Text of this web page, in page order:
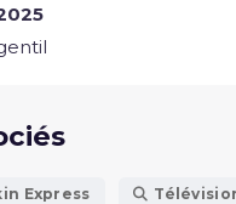
Express